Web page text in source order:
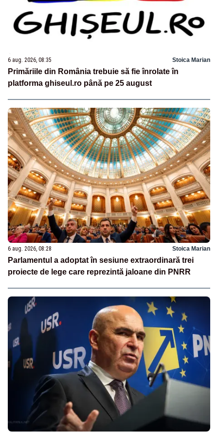
6 aug. 2026, 08:35 Stoica Marian
Primăriile din România trebuie să fie înrolate în
platforma ghiseul.ro până pe 25 august
6 aug. 2026, 08:28 Stoica Marian
Parlamentul a adoptat în sesiune extraordinară trei
proiecte de lege care reprezintă jaloane din PNRR